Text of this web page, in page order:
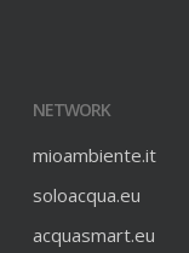
NETWORK
mioambiente.it
soloacqua.eu
acquasmart.eu